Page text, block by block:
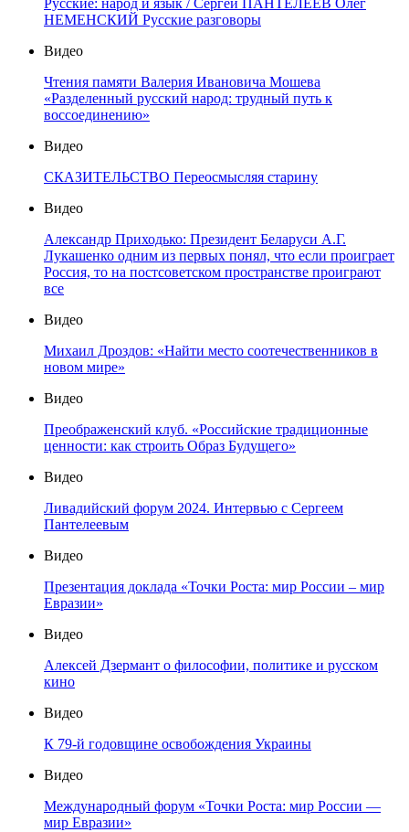
Русские: народ и язык / Сергей ПАНТЕЛЕЕВ Олег
НЕМЕНСКИЙ Русские разговоры
Видео
Чтения памяти Валерия Ивановича Мошева
«Разделенный русский народ: трудный путь к
воссоединению»
Видео
СКАЗИТЕЛЬСТВО Переосмысляя старину
Видео
Александр Приходько: Президент Беларуси А.Г.
Лукашенко одним из первых понял, что если проиграет
Россия, то на постсоветском пространстве проиграют
все
Видео
Михаил Дроздов: «Найти место соотечественников в
новом мире»
Видео
Преображенский клуб. «Российские традиционные
ценности: как строить Образ Будущего»
Видео
Ливадийский форум 2024. Интервью с Сергеем
Пантелеевым
Видео
Презентация доклада «Точки Роста: мир России – мир
Евразии»
Видео
Алексей Дзермант о философии, политике и русском
кино
Видео
К 79-й годовщине освобождения Украины
Видео
Международный форум «Точки Роста: мир России —
мир Евразии»